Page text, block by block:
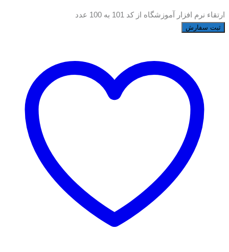
ارتقاء نرم افزار آموزشگاه از کد 101 به 100 عدد
ثبت سفارش